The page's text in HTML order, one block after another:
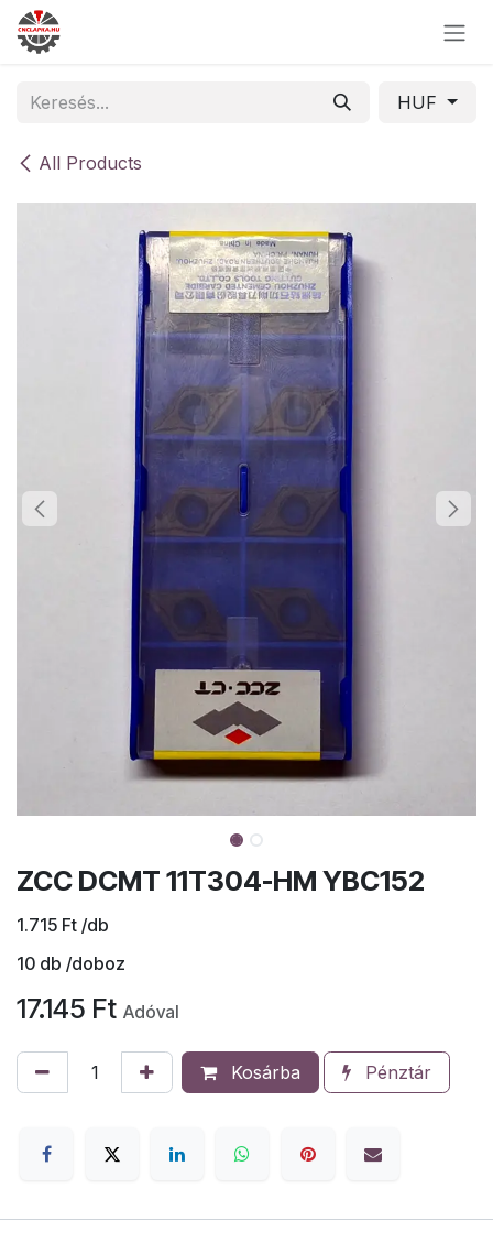
Skip to Content
All Products
HUF
ZCC DCMT 11T304-HM YBC152
1.715 Ft /db
10 db /doboz
17.145 Ft Adóval
Kosárba Pénztár